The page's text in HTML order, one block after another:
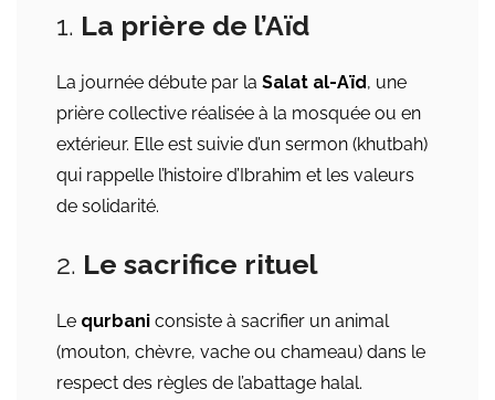
1. La prière de l’Aïd
La journée débute par la Salat al-Aïd, une
prière collective réalisée à la mosquée ou en
extérieur. Elle est suivie d’un sermon (khutbah)
qui rappelle l’histoire d’Ibrahim et les valeurs
de solidarité.
2. Le sacrifice rituel
Le qurbani consiste à sacrifier un animal
(mouton, chèvre, vache ou chameau) dans le
respect des règles de l’abattage halal.